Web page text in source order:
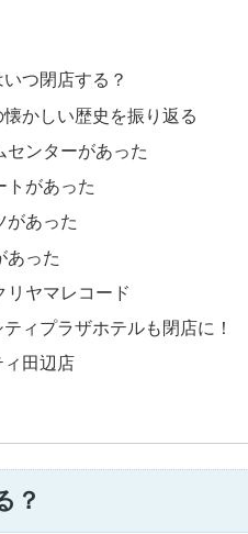
つ閉店する？
かしい歴史を振り返る
センターがあった
トがあった
があった
あった
リヤマレコード
ィプラザホテルも閉店に！
ィ田辺店
？